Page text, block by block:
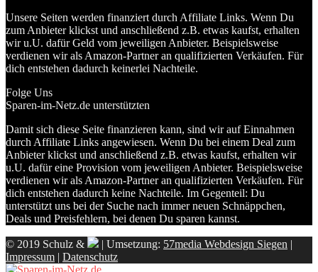
Unsere Seiten werden finanziert durch Affiliate Links. Wenn Du
zum Anbieter klickst und anschließend z.B. etwas kaufst, erhalten
wir u.U. dafür Geld vom jeweiligen Anbieter. Beispielsweise
verdienen wir als Amazon-Partner an qualifizierten Verkäufen. Für
dich entstehen dadurch keinerlei Nachteile.
Folge Uns
Sparen-im-Netz.de unterstützten
Damit sich diese Seite finanzieren kann, sind wir auf Einnahmen
durch Affiliate Links angewiesen. Wenn Du bei einem Deal zum
Anbieter klickst und anschließend z.B. etwas kaufst, erhalten wir
u.U. dafür eine Provision vom jeweiligen Anbieter. Beispielsweise
verdienen wir als Amazon-Partner an qualifizierten Verkäufen. Für
dich entstehen dadurch keine Nachteile. Im Gegenteil: Du
unterstützt uns bei der Suche nach immer neuen Schnäppchen,
Deals und Preisfehlern, bei denen Du sparen kannst.
© 2019 Schulz & | Umsetzung: 57media Webdesign Siegen |
Impressum | Datenschutz